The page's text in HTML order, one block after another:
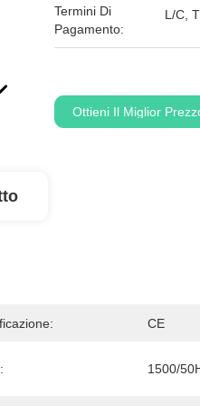
Termini Di
Pagamento:
L/C,
Ottieni Il Miglior
CE
1500/